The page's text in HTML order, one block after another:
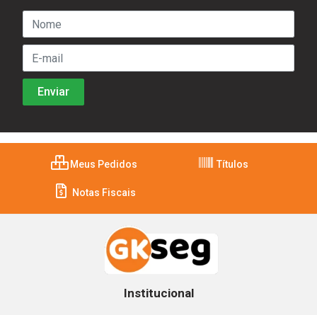
Meus Pedidos Títulos
Notas Fiscais
Institucional